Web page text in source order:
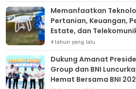
Memanfaatkan
Pertanian, Keuangan,
Estate, dan
4 tahun yang lalu
Dukung Amanat
Group dan BNI
Hemat Bersama BNI